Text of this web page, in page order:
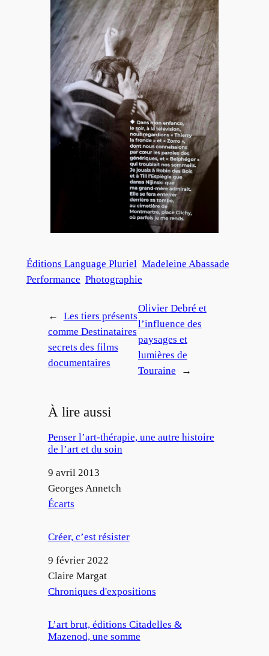
Éditions Language Pluriel Madeleine Abassade
Performance Photographie
←
Les tiers présents
comme Destinataires
secrets des films
documentaires
Olivier Debré et
l’influence des
paysages et
lumières de
Touraine
→
À lire aussi
Penser l’art-thérapie, une autre histoire
de l’art et du soin
Date
9 avril 2013
Auteur
Georges Annetch
Par rapport à
Écarts
Créer, c’est résister
Date
9 février 2022
Auteur
Claire Margat
Par rapport à
Chroniques d'expositions
L’art brut, éditions Citadelles &
Mazenod, une somme